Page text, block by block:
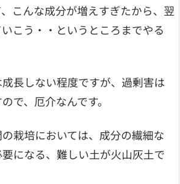
こんな成分が増えすぎたから、翌
こう・・というところまでやる
長しない程度ですが、過剰害は
で、厄介なんです。
栽培においては、成分の繊細な
になる、難しい土が火山灰土で